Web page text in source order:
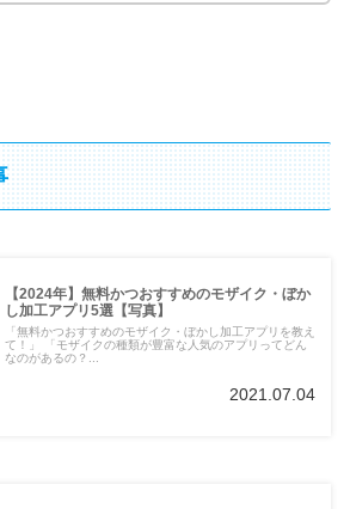
【2024年】無料かつおすすめのモザイク・ぼか
し加工アプリ5選【写真】
「無料かつおすすめのモザイク・ぼかし加工アプリを教え
て！」 「モザイクの種類が豊富な人気のアプリってどん
なのがあるの？...
2021.07.04